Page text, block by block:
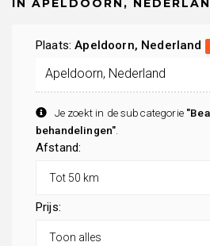
Plaats:Apeldoorn, Nederland
Je zoekt in de subcategorie
behandelingen"
Afstand:
Prijs: